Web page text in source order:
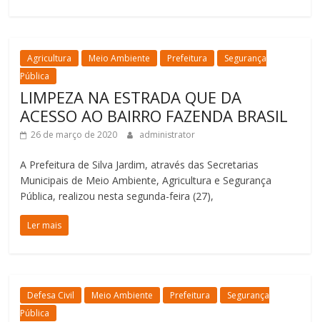
Agricultura Meio Ambiente Prefeitura
Segurança
Pública
LIMPEZA NA ESTRADA QUE DA
ACESSO AO BAIRRO FAZENDA BRASIL
26 de março de 2020 administrator
A Prefeitura de Silva Jardim, através das Secretarias
Municipais de Meio Ambiente, Agricultura e Segurança
Pública, realizou nesta segunda-feira (27),
Ler mais
Defesa Civil Meio Ambiente Prefeitura
Segurança
Pública